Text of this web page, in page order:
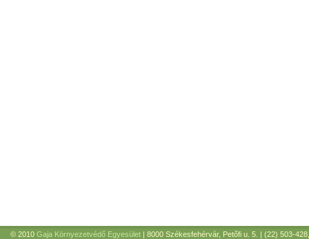
© 2010 Gaja Környezetvédő Egyesület | 8000 Székesfehérvár, Petőfi u. 5. | (22) 503-